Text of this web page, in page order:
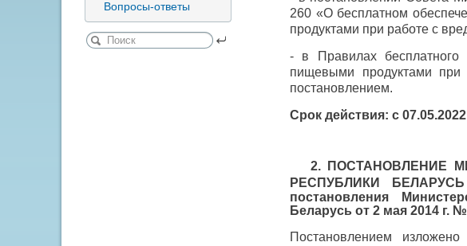
Вопросы-ответы
260 «О бесплатном
продуктами при работе с
- в Правилах бесплатного
пищевыми продуктами
постановлением.
Срок действия: с 07.05.2022
2. ПОСТАНОВЛЕНИЕ
РЕСПУБЛИКИ
постановления
Беларусь от 2 мая 2014 г.
Постановлением